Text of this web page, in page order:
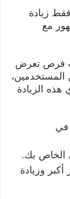
زيادة
مع
فرص تعرض
المستخدمين،
هذه الزيادة
في
الخاص بك.
وزيادة